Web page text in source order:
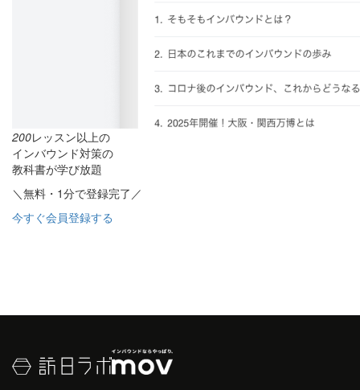
200レッスン以上の
インバウンド対策の
教科書が学び放題
＼無料・1分で登録完了／
今すぐ会員登録する